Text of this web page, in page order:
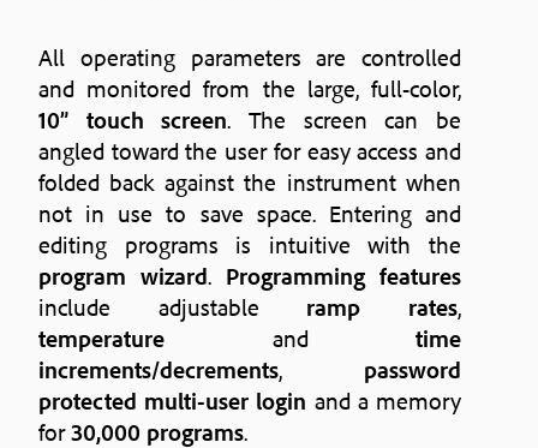
All operating parameters are controlled
and monitored from the large, full-color,
10” touch screen. The screen can be
angled toward the user for easy access and
folded back against the instrument when
not in use to save space. Entering and
editing programs is intuitive with the
program wizard. Programming features
include adjustable ramp rates,
temperature and time
increments/decrements, password
protected multi-user login and a memory
for30,000 programs.